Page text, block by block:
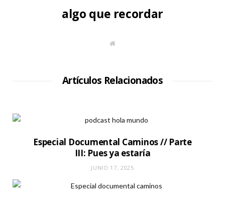
algo que recordar
S
W
Artículos Relacionados
Especial Documental Caminos // Parte
III: Pues ya estaría
JUNIO 17, 2025